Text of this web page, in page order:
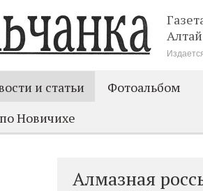
и статьи
Фотоальбом
Новичихе
Алмазная